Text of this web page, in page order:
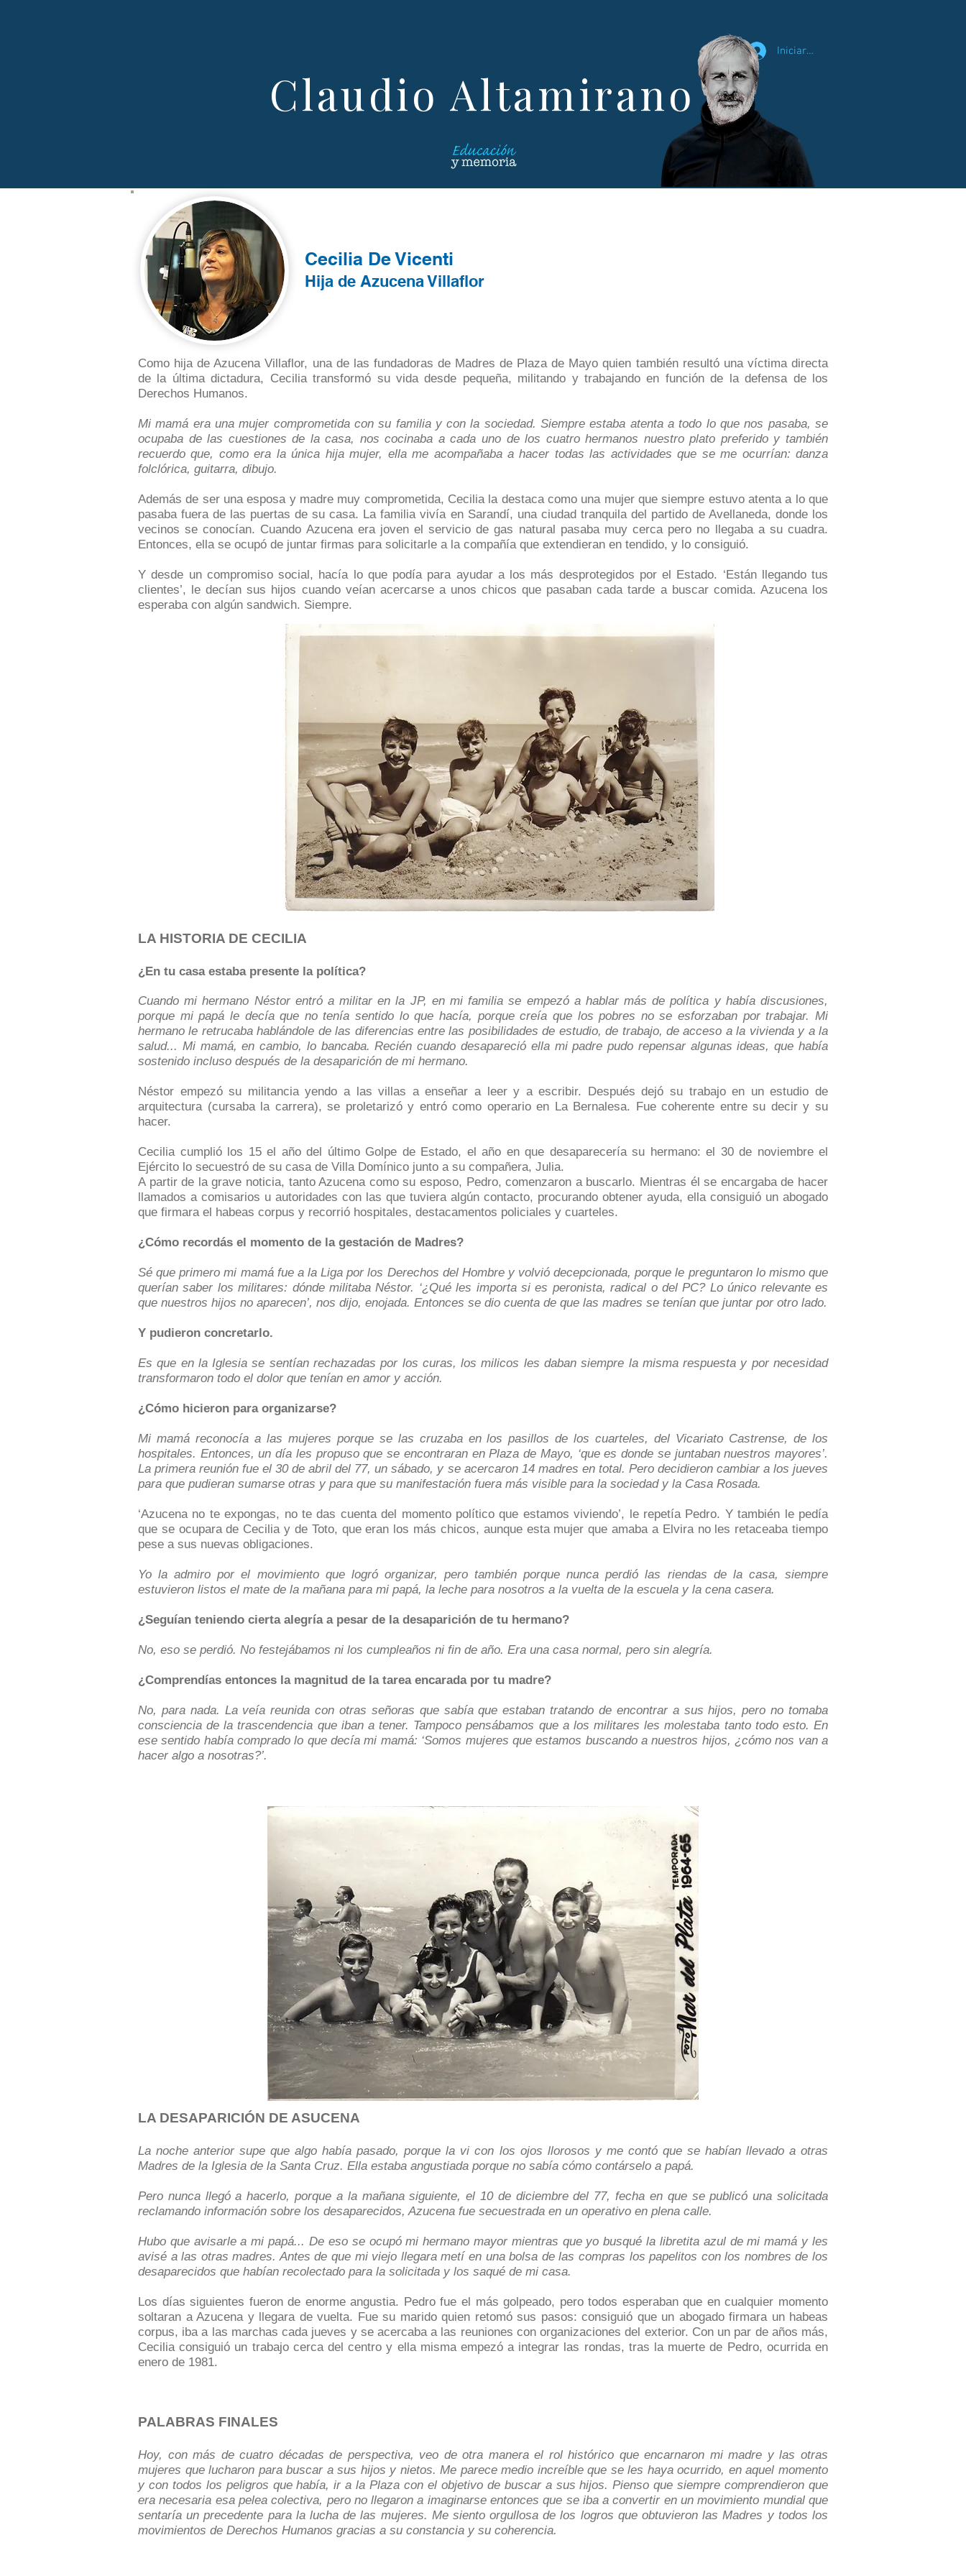
Iniciar sesión
Claudio Altamirano
Cecilia De Vicenti
Hija de Azucena Villaflor
Como hija de Azucena Villaflor, una de las fundadoras de Madres de Plaza de Mayo quien también resultó una víctima directa
de la última dictadura, Cecilia transformó su vida desde pequeña, militando y trabajando en función de la defensa de los
Derechos Humanos.
Mi mamá era una mujer comprometida con su familia y con la sociedad. Siempre estaba atenta a todo lo que nos pasaba, se
ocupaba de las cuestiones de la casa, nos cocinaba a cada uno de los cuatro hermanos nuestro plato preferido y también
recuerdo que, como era la única hija mujer, ella me acompañaba a hacer todas las actividades que se me ocurrían: danza
folclórica, guitarra, dibujo.
Además de ser una esposa y madre muy comprometida, Cecilia la destaca como una mujer que siempre estuvo atenta a lo que
pasaba fuera de las puertas de su casa. La familia vivía en Sarandí, una ciudad tranquila del partido de Avellaneda, donde los
vecinos se conocían. Cuando Azucena era joven el servicio de gas natural pasaba muy cerca pero no llegaba a su cuadra.
Entonces, ella se ocupó de juntar firmas para solicitarle a la compañía que extendieran en tendido, y lo consiguió.
Y desde un compromiso social, hacía lo que podía para ayudar a los más desprotegidos por el Estado. ‘Están llegando tus
clientes’, le decían sus hijos cuando veían acercarse a unos chicos que pasaban cada tarde a buscar comida. Azucena los
esperaba con algún sandwich. Siempre.
LA HISTORIA DE CECILIA
¿En tu casa estaba presente la política?
Cuando mi hermano Néstor entró a militar en la JP, en mi familia se empezó a hablar más de política y había discusiones,
porque mi papá le decía que no tenía sentido lo que hacía, porque creía que los pobres no se esforzaban por trabajar. Mi
hermano le retrucaba hablándole de las diferencias entre las posibilidades de estudio, de trabajo, de acceso a la vivienda y a la
salud... Mi mamá, en cambio, lo bancaba. Recién cuando desapareció ella mi padre pudo repensar algunas ideas, que había
sostenido incluso después de la desaparición de mi hermano.
Néstor empezó su militancia yendo a las villas a enseñar a leer y a escribir. Después dejó su trabajo en un estudio de
arquitectura (cursaba la carrera), se proletarizó y entró como operario en La Bernalesa. Fue coherente entre su decir y su
hacer.
Cecilia cumplió los 15 el año del último Golpe de Estado, el año en que desaparecería su hermano: el 30 de noviembre el
Ejército lo secuestró de su casa de Villa Domínico junto a su compañera, Julia.
A partir de la grave noticia, tanto Azucena como su esposo, Pedro, comenzaron a buscarlo. Mientras él se encargaba de hacer
llamados a comisarios u autoridades con las que tuviera algún contacto, procurando obtener ayuda, ella consiguió un abogado
que firmara el habeas corpus y recorrió hospitales, destacamentos policiales y cuarteles.
¿Cómo recordás el momento de la gestación de Madres?
Sé que primero mi mamá fue a la Liga por los Derechos del Hombre y volvió decepcionada, porque le preguntaron lo mismo que
querían saber los militares: dónde militaba Néstor. ‘¿Qué les importa si es peronista, radical o del PC? Lo único relevante es
que nuestros hijos no aparecen’, nos dijo, enojada. Entonces se dio cuenta de que las madres se tenían que juntar por otro lado.
Y pudieron concretarlo.
Es que en la Iglesia se sentían rechazadas por los curas, los milicos les daban siempre la misma respuesta y por necesidad
transformaron todo el dolor que tenían en amor y acción.
¿Cómo hicieron para organizarse?
Mi mamá reconocía a las mujeres porque se las cruzaba en los pasillos de los cuarteles, del Vicariato Castrense, de los
hospitales. Entonces, un día les propuso que se encontraran en Plaza de Mayo, ‘que es donde se juntaban nuestros mayores’.
La primera reunión fue el 30 de abril del 77, un sábado, y se acercaron 14 madres en total. Pero decidieron cambiar a los jueves
para que pudieran sumarse otras y para que su manifestación fuera más visible para la sociedad y la Casa Rosada.
‘Azucena no te expongas, no te das cuenta del momento político que estamos viviendo’, le repetía Pedro. Y también le pedía
que se ocupara de Cecilia y de Toto, que eran los más chicos, aunque esta mujer que amaba a Elvira no les retaceaba tiempo
pese a sus nuevas obligaciones.
Yo la admiro por el movimiento que logró organizar, pero también porque nunca perdió las riendas de la casa, siempre
estuvieron listos el mate de la mañana para mi papá, la leche para nosotros a la vuelta de la escuela y la cena casera.
¿Seguían teniendo cierta alegría a pesar de la desaparición de tu hermano?
No, eso se perdió. No festejábamos ni los cumpleaños ni fin de año. Era una casa normal, pero sin alegría.
¿Comprendías entonces la magnitud de la tarea encarada por tu madre?
No, para nada. La veía reunida con otras señoras que sabía que estaban tratando de encontrar a sus hijos, pero no tomaba
consciencia de la trascendencia que iban a tener. Tampoco pensábamos que a los militares les molestaba tanto todo esto. En
ese sentido había comprado lo que decía mi mamá: ‘Somos mujeres que estamos buscando a nuestros hijos, ¿cómo nos van a
hacer algo a nosotras?’.
LA DESAPARICIÓN DE ASUCENA
La noche anterior supe que algo había pasado, porque la vi con los ojos llorosos y me contó que se habían llevado a otras
Madres de la Iglesia de la Santa Cruz. Ella estaba angustiada porque no sabía cómo contárselo a papá.
Pero nunca llegó a hacerlo, porque a la mañana siguiente, el 10 de diciembre del 77, fecha en que se publicó una solicitada
reclamando información sobre los desaparecidos, Azucena fue secuestrada en un operativo en plena calle.
Hubo que avisarle a mi papá... De eso se ocupó mi hermano mayor mientras que yo busqué la libretita azul de mi mamá y les
avisé a las otras madres. Antes de que mi viejo llegara metí en una bolsa de las compras los papelitos con los nombres de los
desaparecidos que habían recolectado para la solicitada y los saqué de mi casa.
Los días siguientes fueron de enorme angustia. Pedro fue el más golpeado, pero todos esperaban que en cualquier momento
soltaran a Azucena y llegara de vuelta. Fue su marido quien retomó sus pasos: consiguió que un abogado firmara un habeas
corpus, iba a las marchas cada jueves y se acercaba a las reuniones con organizaciones del exterior. Con un par de años más,
Cecilia consiguió un trabajo cerca del centro y ella misma empezó a integrar las rondas, tras la muerte de Pedro, ocurrida en
enero de 1981.
PALABRAS FINALES
Hoy, con más de cuatro décadas de perspectiva, veo de otra manera el rol histórico que encarnaron mi madre y las otras
mujeres que lucharon para buscar a sus hijos y nietos. Me parece medio increíble que se les haya ocurrido, en aquel momento
y con todos los peligros que había, ir a la Plaza con el objetivo de buscar a sus hijos. Pienso que siempre comprendieron que
era necesaria esa pelea colectiva, pero no llegaron a imaginarse entonces que se iba a convertir en un movimiento mundial que
sentaría un precedente para la lucha de las mujeres. Me siento orgullosa de los logros que obtuvieron las Madres y todos los
movimientos de Derechos Humanos gracias a su constancia y su coherencia.